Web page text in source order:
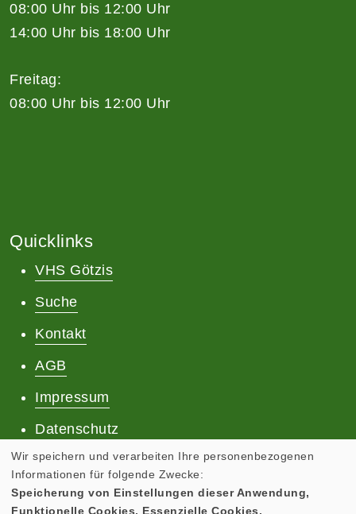
08:00 Uhr bis 12:00 Uhr
14:00 Uhr bis 18:00 Uhr
Freitag:
08:00 Uhr bis 12:00 Uhr
Quicklinks
VHS Götzis
Suche
Kontakt
AGB
Impressum
Datenschutz
Wir speichern und verarbeiten Ihre personenbezogenen
Informationen für folgende Zwecke:
Speicherung von Einstellungen dieser Anwendung,
Funktionelle Cookies, Essenzielle Cookies.